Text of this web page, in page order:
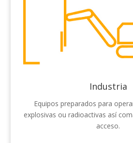
Industria
Equipos preparados para
explosivas ou radioactivas así
acceso.